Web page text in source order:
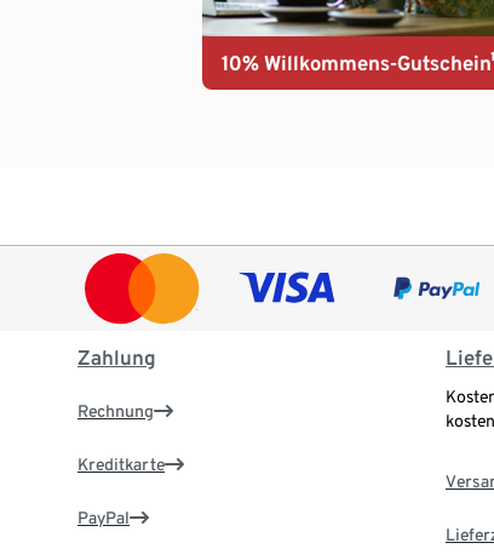
10% Willkommens-Gutschein¹
Zahlung
Rechnung
Kreditkarte
PayPal